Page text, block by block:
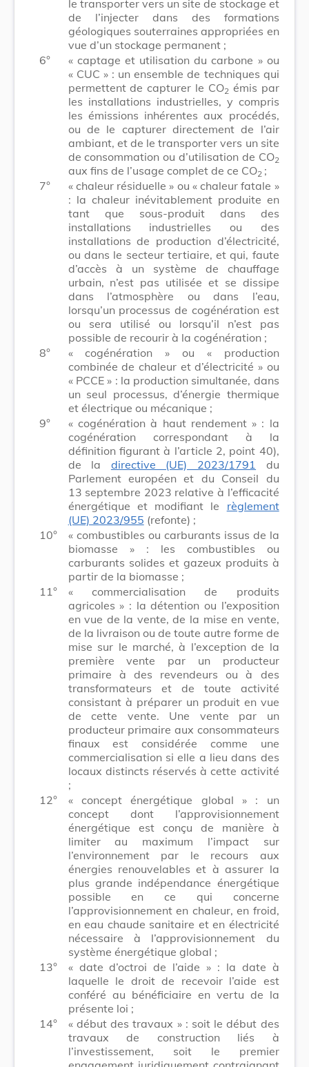
le transporter vers un site de stockage et
de l’injecter dans des formations
géologiques souterraines appropriées en
vue d’un stockage permanent ;
6°
« captage et utilisation du carbone » ou
« CUC » : un ensemble de techniques qui
permettent de capturer le CO2 émis par
les installations industrielles, y compris
les émissions inhérentes aux procédés,
ou de le capturer directement de l’air
ambiant, et de le transporter vers un site
de consommation ou d’utilisation de CO2
aux fins de l’usage complet de ce CO2 ;
7°
« chaleur résiduelle » ou « chaleur fatale »
: la chaleur inévitablement produite en
tant que sous-produit dans des
installations industrielles ou des
installations de production d’électricité,
ou dans le secteur tertiaire, et qui, faute
d’accès à un système de chauffage
urbain, n’est pas utilisée et se dissipe
dans l’atmosphère ou dans l’eau,
lorsqu’un processus de cogénération est
ou sera utilisé ou lorsqu’il n’est pas
possible de recourir à la cogénération ;
8°
« cogénération » ou « production
combinée de chaleur et d’électricité » ou
« PCCE » : la production simultanée, dans
un seul processus, d’énergie thermique
et électrique ou mécanique ;
9°
« cogénération à haut rendement » : la
cogénération correspondant à la
définition figurant à l’article 2, point 40),
de la directive (UE) 2023/1791
du
Parlement européen et du Conseil du
13 septembre 2023 relative à l’efficacité
énergétique et modifiant le règlement
(UE) 2023/955 (refonte) ;
10°
« combustibles ou carburants issus de la
biomasse » : les combustibles ou
carburants solides et gazeux produits à
partir de la biomasse ;
11°
« commercialisation de produits
agricoles » : la détention ou l’exposition
en vue de la vente, de la mise en vente,
de la livraison ou de toute autre forme de
mise sur le marché, à l’exception de la
première vente par un producteur
primaire à des revendeurs ou à des
transformateurs et de toute activité
consistant à préparer un produit en vue
de cette vente. Une vente par un
producteur primaire aux consommateurs
finaux est considérée comme une
commercialisation si elle a lieu dans des
locaux distincts réservés à cette activité
;
12°
« concept énergétique global » : un
concept dont l’approvisionnement
énergétique est conçu de manière à
limiter au maximum l’impact sur
l’environnement par le recours aux
énergies renouvelables et à assurer la
plus grande indépendance énergétique
possible en ce qui concerne
l’approvisionnement en chaleur, en froid,
en eau chaude sanitaire et en électricité
nécessaire à l’approvisionnement du
système énergétique global ;
13°
« date d’octroi de l’aide » : la date à
laquelle le droit de recevoir l’aide est
conféré au bénéficiaire en vertu de la
présente loi ;
14°
« début des travaux » : soit le début des
travaux de construction liés à
l’investissement, soit le premier